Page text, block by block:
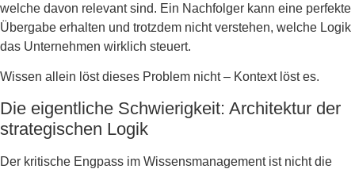
welche davon relevant sind. Ein Nachfolger kann eine perfekte
Übergabe erhalten und trotzdem nicht verstehen, welche Logik
das Unternehmen wirklich steuert.
Wissen allein löst dieses Problem nicht – Kontext löst es.
Die eigentliche Schwierigkeit: Architektur der
strategischen Logik
Der kritische Engpass im Wissensmanagement ist nicht die